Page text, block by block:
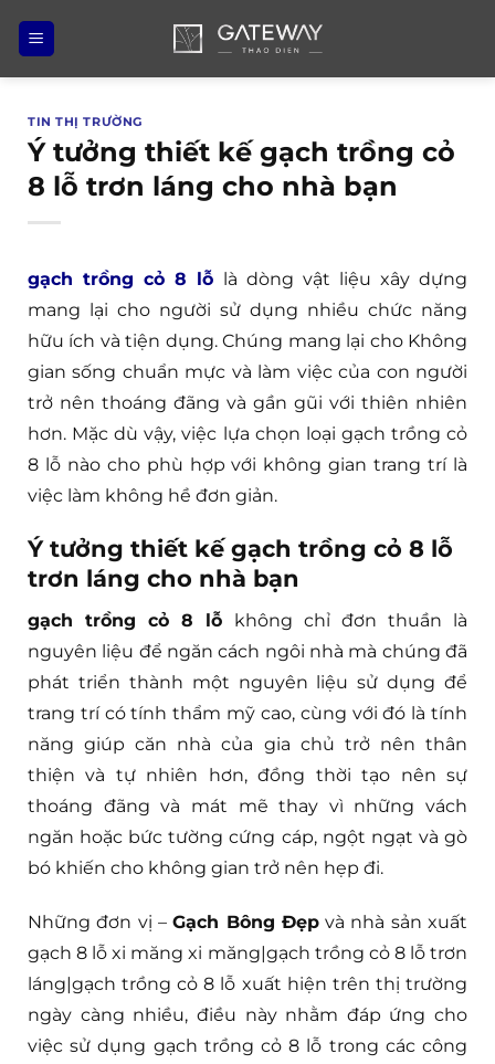
qua
nội
TIN THỊ TRƯỜNG
Ý tưởng thiết kế gạch trồng cỏ
8 lỗ trơn láng cho nhà bạn
gạch trồng cỏ 8 lỗ là dòng vật liệu xây dựng
mang lại cho người sử dụng nhiều chức năng
hữu ích và tiện dụng. Chúng mang lại cho Không
gian sống chuẩn mực và làm việc của con người
trở nên thoáng đãng và gần gũi với thiên nhiên
hơn. Mặc dù vậy, việc lựa chọn loại gạch trồng cỏ
8 lỗ nào cho phù hợp với không gian trang trí là
việc làm không hề đơn giản.
Ý tưởng thiết kế gạch trồng cỏ 8 lỗ
trơn láng cho nhà bạn
gạch trồng cỏ 8 lỗ không chỉ đơn thuần là
nguyên liệu để ngăn cách ngôi nhà mà chúng đã
phát triển thành một nguyên liệu sử dụng để
trang trí có tính thẩm mỹ cao, cùng với đó là tính
năng giúp căn nhà của gia chủ trở nên thân
thiện và tự nhiên hơn, đồng thời tạo nên sự
thoáng đãng và mát mẽ thay vì những vách
ngăn hoặc bức tường cứng cáp, ngột ngạt và gò
bó khiến cho không gian trở nên hẹp đi.
Những đơn vị –Gạch Bông Đẹpvà nhà sản xuất
gạch 8 lỗ xi măng xi măng|gạch trồng cỏ 8 lỗ trơn
láng|gạch trồng cỏ 8 lỗ xuất hiện trên thị trường
ngày càng nhiều, điều này nhằm đáp ứng cho
việc sử dụng gạch trồng cỏ 8 lỗ trong các công